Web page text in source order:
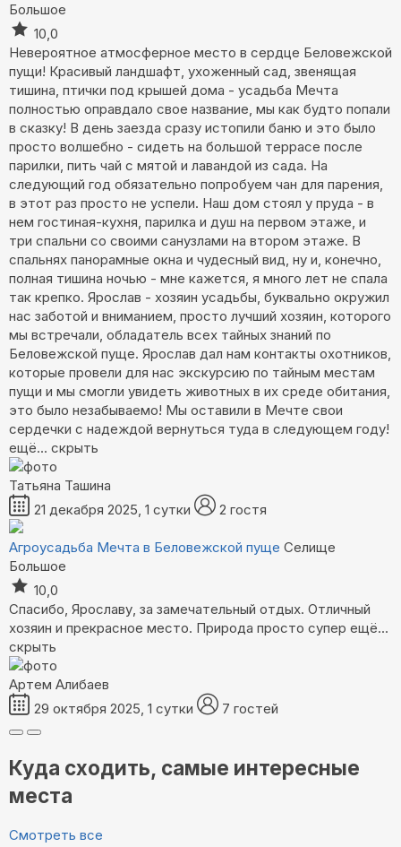
Большое
10,0
Невероятное атмосферное место в сердце Беловежской
пущи! Красивый ландшафт, ухоженный сад, звенящая
тишина, птички под крышей дома - усадьба Мечта
полностью оправдало свое название, мы как будто попали
в сказку! В день заезда сразу истопили баню и это было
просто волшебно - сидеть на большой террасе после
парилки, пить чай с мятой и лавандой из сада. На
следующий год обязательно попробуем чан для парения,
в этот раз просто не успели. Наш дом стоял у пруда - в
нем гостиная-кухня, парилка и душ на первом этаже, и
три спальни со своими санузлами на втором этаже. В
спальнях панорамные окна и чудесный вид, ну и, конечно,
полная тишина ночью - мне кажется, я много лет не спала
так крепко. Ярослав - хозяин усадьбы, буквально окружил
нас заботой и вниманием, просто лучший хозяин, которого
мы встречали, обладатель всех тайных знаний по
Беловежской пуще. Ярослав дал нам контакты охотников,
которые провели для нас экскурсию по тайным местам
пущи и мы смогли увидеть животных в их среде обитания,
это было незабываемо! Мы оставили в Мечте свои
сердечки с надеждой вернуться туда в следующем году!
ещё... скрыть
Татьяна Ташина
21 декабря 2025, 1 сутки
2 гостя
Агроусадьба Мечта в Беловежской пуще Селище
Большое
10,0
Спасибо, Ярославу, за замечательный отдых. Отличный
хозяин и прекрасное место. Природа просто супер ещё...
скрыть
Артем Алибаев
29 октября 2025, 1 сутки
7 гостей
Куда сходить, самые интересные
места
Смотреть все